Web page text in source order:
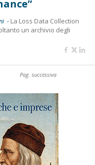
- La Loss Data Collection
un archivio degli
Pag. successiva